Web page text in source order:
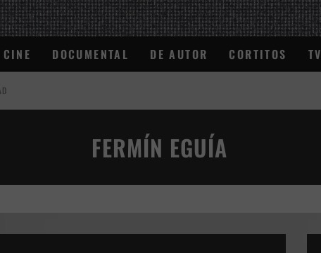
CINE DOCUMENTAL DE AUTOR CORTITOS TV
FERMÍN EGUÍA